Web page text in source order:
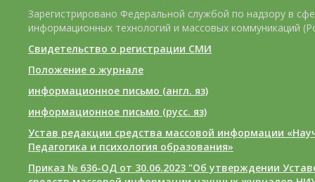
Зарегистрировано Федеральной службой по надзору в
информационных технологий и массовых коммуникаций
Свидетельство о регистрации СМИ
Положение о журнале
информационное письмо (англ. яз)
информационное письмо (русс. яз)
Устав редакции средства массовой информации
Педагогика и психология образования»
Приказ № 636-ОД от 30.06.2023 "Об утверждении